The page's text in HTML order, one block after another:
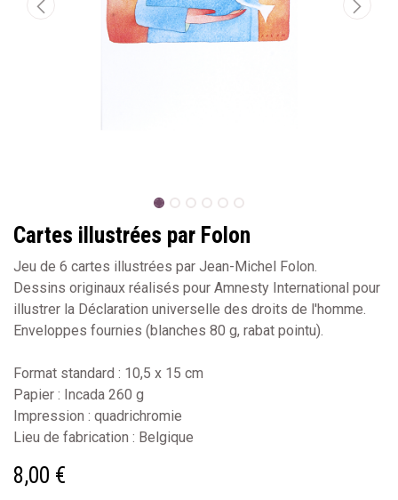
Cartes illustrées par Folon
Jeu de 6 cartes illustrées par Jean-Michel Folon.
Dessins originaux réalisés pour Amnesty International pour
illustrer la Déclaration universelle des droits de l'homme.
Enveloppes fournies (blanches 80 g, rabat pointu).
Format standard : 10,5 x 15 cm
Papier : Incada 260 g
Impression : quadrichromie
Lieu de fabrication : Belgique
8,00 €